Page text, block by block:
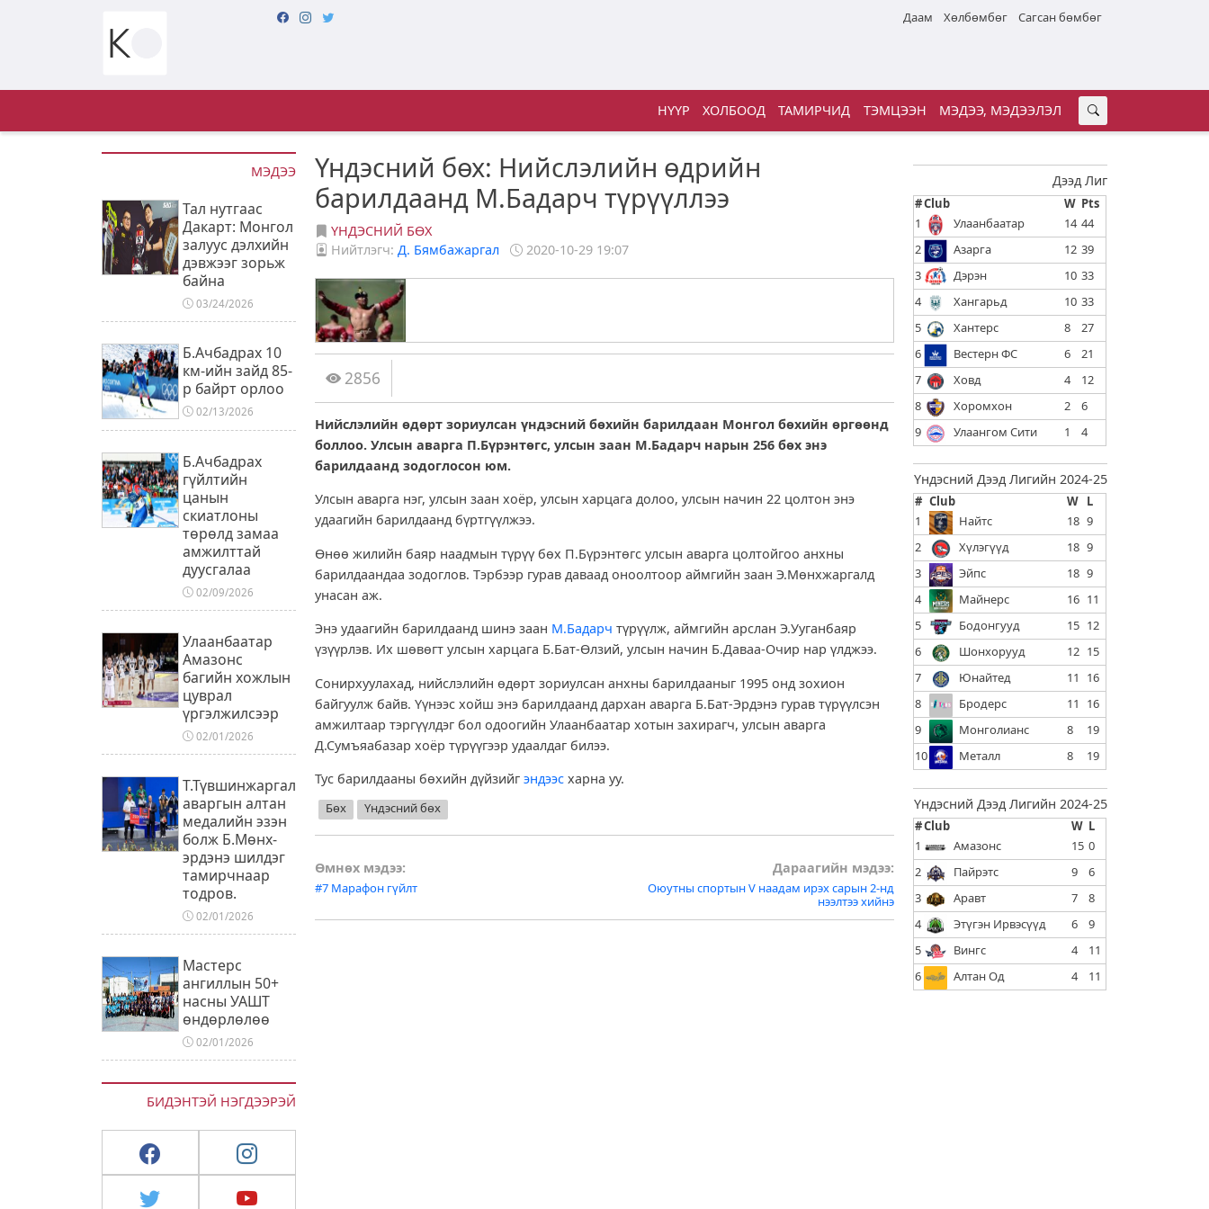
Даам Хөлбөмбөг Сагсан бөмбөг
НҮҮР ХОЛБООД ТАМИРЧИД ТЭМЦЭЭН МЭДЭЭ, МЭДЭЭЛЭЛ
МЭДЭЭ
Тал нутгаас
Дакарт: Монгол
залуус дэлхийн
дэвжээг зорьж
байна
03/24/2026
Б.Ачбадрах 10
км-ийн зайд 85-
р байрт орлоо
02/13/2026
Б.Ачбадрах
гүйлтийн
цанын
скиатлоны
төрөлд замаа
амжилттай
дуусгалаа
02/09/2026
Улаанбаатар
Амазонс
багийн хожлын
цуврал
үргэлжилсээр
02/01/2026
Т.Түвшинжаргал
аваргын алтан
медалийн эзэн
болж Б.Мөнх-
эрдэнэ шилдэг
тамирчнаар
тодров.
02/01/2026
Мастерс
ангиллын 50+
насны УАШТ
өндөрлөлөө
02/01/2026
БИДЭНТЭЙ НЭГДЭЭРЭЙ
Үндэсний бөх: Нийслэлийн өдрийн
барилдаанд М.Бадарч түрүүллээ
ҮНДЭСНИЙ БӨХ
Нийтлэгч:Д. Бямбажаргал 2020-10-29 19:07
2856
Нийслэлийн өдөрт зориулсан үндэсний бөхийн барилдаан Монгол бөхийн өргөөнд
боллоо. Улсын аварга П.Бүрэнтөгс, улсын заан М.Бадарч нарын 256 бөх энэ
барилдаанд зодоглосон юм.
Улсын аварга нэг, улсын заан хоёр, улсын харцага долоо, улсын начин 22 цолтон энэ
удаагийн барилдаанд бүртгүүлжээ.
Өнөө жилийн баяр наадмын түрүү бөх П.Бүрэнтөгс улсын аварга цолтойгоо анхны
барилдаандаа зодоглов. Тэрбээр гурав даваад оноолтоор аймгийн заан Э.Мөнхжаргалд
унасан аж.
Энэ удаагийн барилдаанд шинэ заан М.Бадарч түрүүлж, аймгийн арслан Э.Ууганбаяр
үзүүрлэв. Их шөвөгт улсын харцага Б.Бат-Өлзий, улсын начин Б.Даваа-Очир нар үлджээ.
Сонирхуулахад, нийслэлийн өдөрт зориулсан анхны барилдааныг 1995 онд зохион
байгуулж байв. Үүнээс хойш энэ барилдаанд дархан аварга Б.Бат-Эрдэнэ гурав түрүүлсэн
амжилтаар тэргүүлдэг бол одоогийн Улаанбаатар хотын захирагч, улсын аварга
Д.Сумъяабазар хоёр түрүүгээр удаалдаг билээ.
Тус барилдааны бөхийн дүйзийгэндээс харна уу.
Бөх Үндэсний бөх
Post
navigation
Өмнөх мэдээ:
#7 Марафон гүйлт
Дараагийн мэдээ:
Оюутны спортын V наадам ирэх сарын 2-нд
нээлтээ хийнэ
Дээд Лиг
#Club W Pts
1
Улаанбаатар 14 44
2
Азарга 12 39
3
Дэрэн 10 33
4
Хангарьд 10 33
5
Хантерс 8
27
6
Вестерн ФС 6
21
7
Ховд 4
12
8
Хоромхон 2
6
9
Улаангом Сити 1 4
Үндэсний Дээд Лигийн 2024-25
# Club W L
1
Найтс 18 9
2
Хүлэгүүд 18 9
3
Эйпс 18 9
4
Майнерс 16 11
5
Бодонгууд 15 12
6
Шонхорууд 12 15
7
Юнайтед 11
16
8
Бродерс 11
16
9
Монголианс 8
19
10
Металл 8 19
Үндэсний Дээд Лигийн 2024-25
#Club W L
1
Амазонс 15 0
2
Пайрэтс 9
6
3
Аравт 7
8
4
Этүгэн Ирвэсүүд 6
9
5
Вингс 4
11
6
Алтан Од 4 11